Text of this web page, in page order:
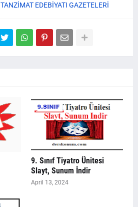
TANZİMAT EDEBİYATI GAZETELERİ
9. Sınıf Tiyatro Ünitesi
Slayt, Sunum İndir
April 13, 2024